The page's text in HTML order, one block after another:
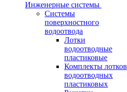
Инженерные системы
Системы
поверхностного
водоотвода
Лотки
водоотводные
пластиковые
Комплекты лотков
водоотводных
пластиковых